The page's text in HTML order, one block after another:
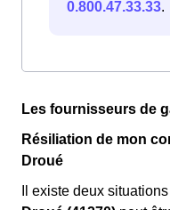
0.800.47.33.33.
Les fournisseurs de
Résiliation de mon
Droué
Il existe deux